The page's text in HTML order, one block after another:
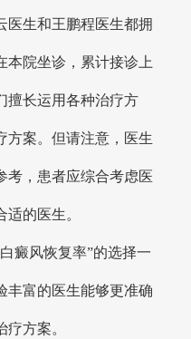
医生和王鹏程医生都拥
本院坐诊，累计接诊上
擅长运用各种治疗方
方案。但请注意，医生
考，患者应综合考虑医
的医生。
癜风恢复率”的选择一
丰富的医生能够更准确
方案。